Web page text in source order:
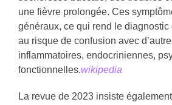
une fièvre prolongée. Ces
généraux, ce qui rend le
au risque de confusion avec
inflammatoires, endocriniennes,
fonctionnelles.wikipedia
La revue de 2023 insiste